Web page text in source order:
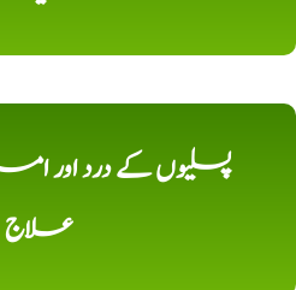
پسلیوں کے درد اور
علاج